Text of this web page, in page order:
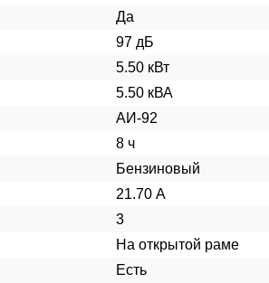
Да
97 дБ
5.50 кВт
5.50 кВА
АИ-92
8 ч
Бензиновый
21.70 А
3
На открытой раме
Есть